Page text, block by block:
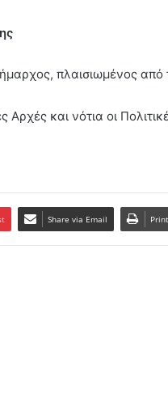
πλαισιωμένος
Αρχές και νότια οι
Share via Email Print